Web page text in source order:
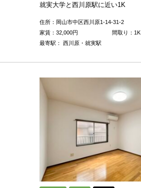
就実大学と西川原駅に近い1K
住所：岡山市中区西川原1-14-31-2
家賃： 32,000円
間取り：1K
最寄駅： 西川原・就実駅